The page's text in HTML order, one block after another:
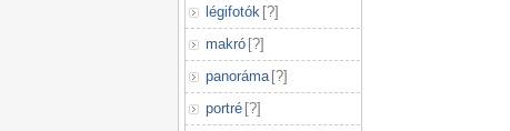
légifotók [?]
makró [?]
panoráma [?]
portré [?]